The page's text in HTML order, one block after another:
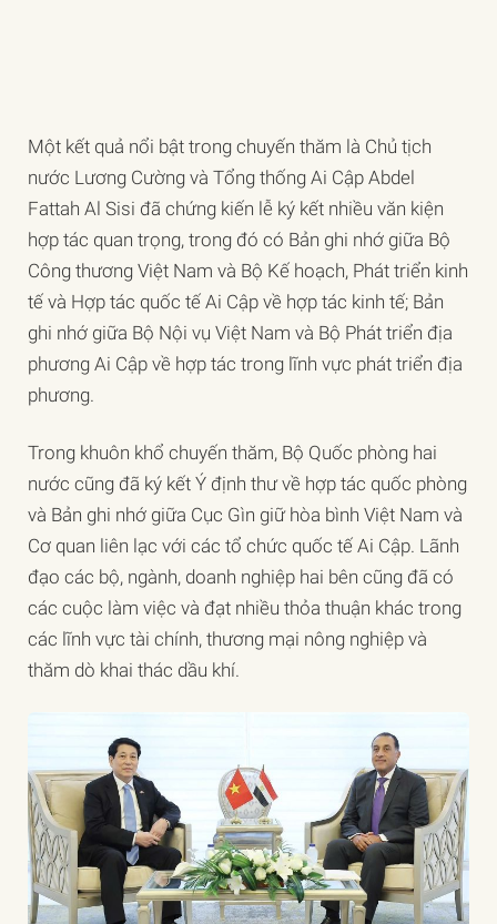
Một kết quả nổi bật trong chuyến thăm là Chủ tịch
nước Lương Cường và Tổng thống Ai Cập Abdel
Fattah Al Sisi đã chứng kiến lễ k‎ý kết nhiều văn kiện
hợp tác quan trọng, trong đó có Bản ghi nhớ giữa Bộ
Công thương Việt Nam và Bộ Kế hoạch, Phát triển kinh
tế và Hợp tác quốc tế Ai Cập về hợp tác kinh tế; Bản
ghi nhớ giữa Bộ Nội vụ Việt Nam và Bộ Phát triển địa
phương Ai Cập về hợp tác trong lĩnh vực phát triển địa
phương.
Trong khuôn khổ chuyến thăm, Bộ Quốc phòng hai
nước cũng đã ký kết Ý định thư về hợp tác quốc phòng
và Bản ghi nhớ giữa Cục Gìn giữ hòa bình Việt Nam và
Cơ quan liên lạc với các tổ chức quốc tế Ai Cập. Lãnh
đạo các bộ, ngành, doanh nghiệp hai bên cũng đã có
các cuộc làm việc và đạt nhiều thỏa thuận khác trong
các lĩnh vực tài chính, thương mại nông nghiệp và
thăm dò khai thác dầu khí.